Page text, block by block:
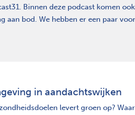
Binnen deze podcast komen
aan bod. We hebben er een paar
in aandachtswijken
levert groen op?